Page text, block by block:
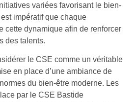
variées favorisant le bien-
impératif que chaque
cette dynamique afin de renforcer
des talents.
le CSE comme un véritable
en place d’une ambiance de
du bien-être moderne. Les
par le CSE Bastide